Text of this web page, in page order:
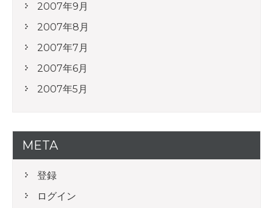
2007年9月
2007年8月
2007年7月
2007年6月
2007年5月
META
登録
ログイン